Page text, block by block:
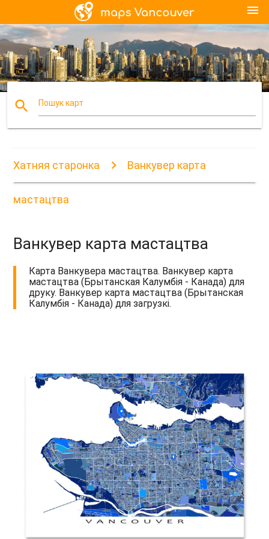
menu
search Пошук карт
Хатняя старонка Ванкувер карта
мастацтва
Ванкувер карта мастацтва
Карта Ванкувера мастацтва. Ванкувер карта
мастацтва (Брытанская Калумбія - Канада) для
друку. Ванкувер карта мастацтва (Брытанская
Калумбія - Канада) для загрузкі.